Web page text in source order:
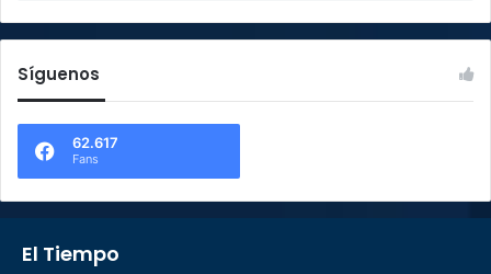
Síguenos
62.617
Fans
El Tiempo